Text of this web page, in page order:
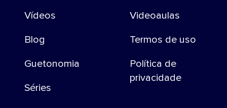
Vídeos
Blog
Guetonomia
Séries
Videoaulas
Termos de uso
Política de
privacidade